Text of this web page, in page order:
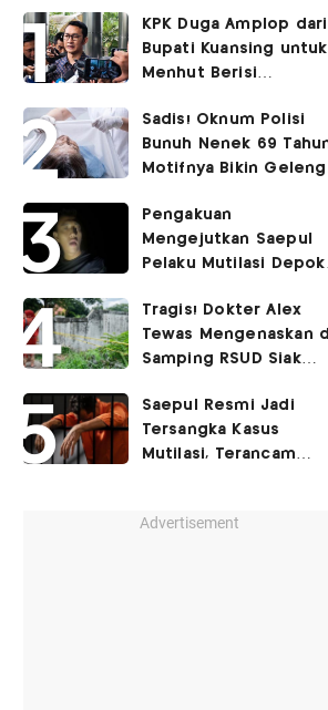
KPK Duga Amplop dari
Bupati Kuansing untuk
Menhut Berisi
Pengembaliannya
Belum Utuh
Sadis! Oknum Polisi
Bunuh Nenek 69
Motifnya Bikin Geleng
Pengakuan
Mengejutkan Saepul
Pelaku Mutilasi Depok:
Korban di Kontrakan
Tragis! Dokter Alex
Tewas Mengenaskan
Samping RSUD Siak
Rocuronium
Saepul Resmi Jadi
Tersangka Kasus
Mutilasi, Terancam
Advertisement